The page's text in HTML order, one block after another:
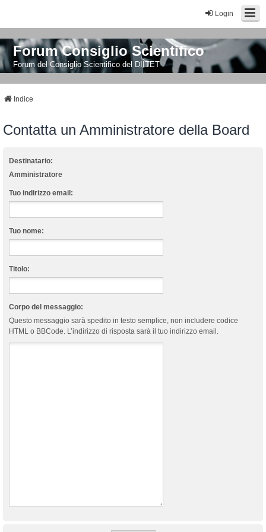
Login
Forum Consiglio Scientifico
Forum del Consiglio Scientifico del DIITET
Indice
Contatta un Amministratore della Board
Destinatario:
Amministratore
Tuo indirizzo email:
Tuo nome:
Titolo:
Corpo del messaggio:
Questo messaggio sarà spedito in testo semplice, non includere codice
HTML o BBCode. L’indirizzo di risposta sarà il tuo indirizzo email.